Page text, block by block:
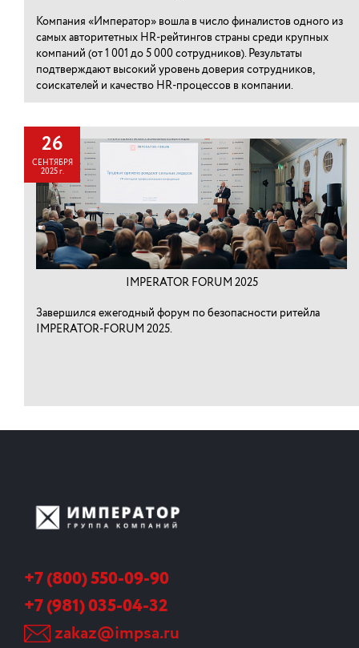
Компания «Император» вошла в число финалистов одного из
самых авторитетных HR-рейтингов страны среди крупных
компаний (от 1 001 до 5 000 сотрудников). Результаты
подтверждают высокий уровень доверия сотрудников,
соискателей и качество HR-процессов в компании.
26
СЕНТЯБРЯ
2025 г.
IMPERATOR FORUM 2025
Завершился ежегодный форум по безопасности ритейла
IMPERATOR-FORUM 2025.
+7 (800) 550-09-90
+7 (981) 035-04-32
zakaz@impsa.ru